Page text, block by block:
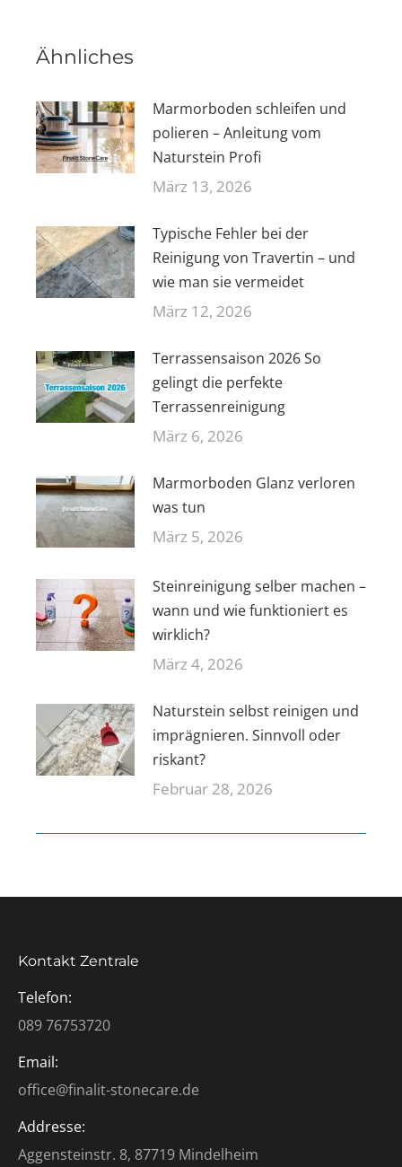
Ähnliches
Marmorboden schleifen und
polieren – Anleitung vom
Naturstein Profi
März 13, 2026
Typische Fehler bei der
Reinigung von Travertin – und
wie man sie vermeidet
März 12, 2026
Terrassensaison 2026 So
gelingt die perfekte
Terrassenreinigung
März 6, 2026
Marmorboden Glanz verloren
was tun
März 5, 2026
Steinreinigung selber machen –
wann und wie funktioniert es
wirklich?
März 4, 2026
Naturstein selbst reinigen und
imprägnieren. Sinnvoll oder
riskant?
Februar 28, 2026
Kontakt Zentrale
Telefon:
089 76753720
Email:
office@finalit-stonecare.de
Addresse:
Aggensteinstr. 8, 87719 Mindelheim